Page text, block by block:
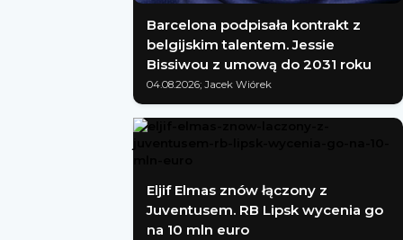
Barcelona podpisała kontrakt z
belgijskim talentem. Jessie
Bissiwou z umową do 2031 roku
04.08.2026; Jacek Wiórek
Eljif Elmas znów łączony z
Juventusem. RB Lipsk wycenia go
na 10 mln euro